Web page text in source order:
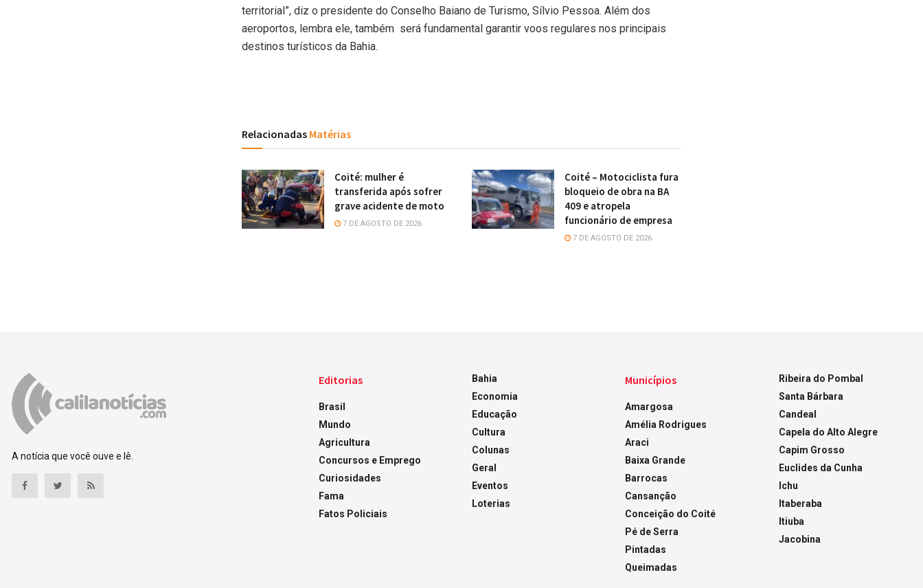
territorial”, diz o presidente do Conselho Baiano de Turismo, Sílvio Pessoa. Além dos
aeroportos, lembra ele, também será fundamental garantir voos regulares nos principais
destinos turísticos da Bahia.
Relacionadas Matérias
Coité: mulher é
transferida após sofrer
grave acidente de moto
7 DE AGOSTO DE 2026
Coité – Motociclista fura
bloqueio de obra na BA
409 e atropela
funcionário de empresa
7 DE AGOSTO DE 2026
A notícia que você ouve e lê.
Editorias
Brasil
Mundo
Agricultura
Concursos e Emprego
Curiosidades
Fama
Fatos Policiais
Bahia
Economia
Educação
Cultura
Colunas
Geral
Eventos
Loterias
Municípios
Amargosa
Amélia Rodrigues
Araci
Baixa Grande
Barrocas
Cansanção
Conceição do Coité
Pé de Serra
Pintadas
Queimadas
Ribeira do Pombal
Santa Bárbara
Candeal
Capela do Alto Alegre
Capim Grosso
Euclides da Cunha
Ichu
Itaberaba
Itiuba
Jacobina